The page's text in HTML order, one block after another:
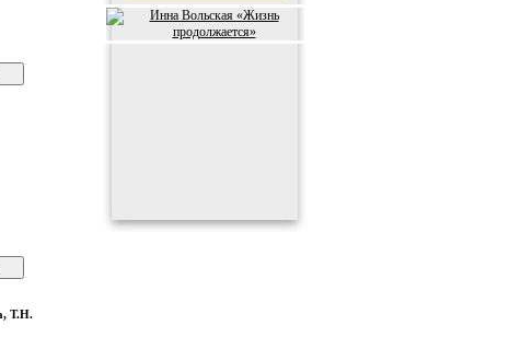
Т.Н.